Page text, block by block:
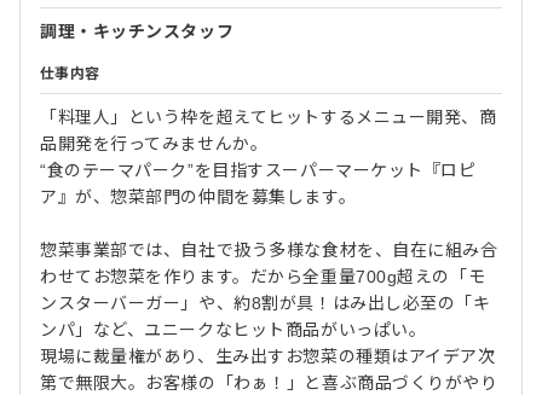
調理・キッチンスタッフ
仕事内容
「料理人」という枠を超えてヒットするメニュー開発、商
品開発を行ってみませんか。
“食のテーマパーク”を目指すスーパーマーケット『ロピ
ア』が、惣菜部門の仲間を募集します。
惣菜事業部では、自社で扱う多様な食材を、自在に組み合
わせてお惣菜を作ります。だから全重量700g超えの「モ
ンスターバーガー」や、約8割が具！はみ出し必至の「キ
ンパ」など、ユニークなヒット商品がいっぱい。
現場に裁量権があり、生み出すお惣菜の種類はアイデア次
第で無限大。お客様の「わぁ！」と喜ぶ商品づくりがやり